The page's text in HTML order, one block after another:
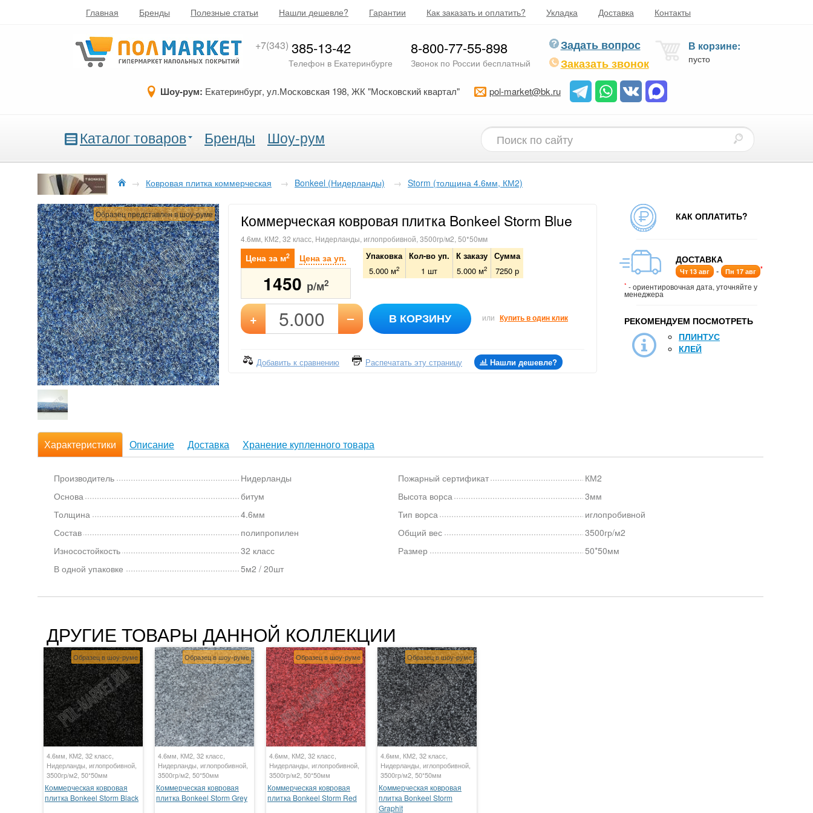
Главная Бренды Полезные статьи Нашли дешевле? Гарантии Как заказать и оплатить? Укладка Доставка Контакты
+7(343) 385-13-42
Телефон в Екатеринбурге
8-800-77-55-898
Звонок по России бесплатный
Задать вопрос
Заказать звонок
В корзине:
пусто
Шоу-рум: Екатеринбург, ул.Московская 198, ЖК "Московский квартал" pol-market@bk.ru
Каталог товаров Бренды Шоу-рум
→ Ковровая плитка коммерческая → Bonkeel (Нидерланды) → Storm (толщина 4.6мм, КМ2)
Образец представлен в шоу-руме Коммерческая ковровая плитка Bonkeel Storm Blue
4.6мм, КМ2, 32 класс, Нидерланды, иглопробивной, 3500гр/м2, 50*50мм
Цена за м2 Цена за уп.
1450 р/м2
Упаковка Кол-во уп. К заказу Сумма
5.000 м2 1 шт 5.000 м2 7250 р
+ – В КОРЗИНУ или Купить в один клик
Добавить к сравнению Распечатать эту страницу Нашли дешевле?
КАК ОПЛАТИТЬ?
ДОСТАВКА
Чт 13 авг - Пн 17 авг *
* - ориентировочная дата, уточняйте у
менеджера
РЕКОМЕНДУЕМ ПОСМОТРЕТЬ
ПЛИНТУС
КЛЕЙ
Характеристики Описание Доставка Хранение купленного товара
Производитель
Нидерланды
Основа
битум
Толщина
4.6мм
Состав
полипропилен
Износостойкость
32 класс
В одной упаковке
5м2 / 20шт
Пожарный сертификат
КМ2
Высота ворса
3мм
Тип ворса
иглопробивной
Общий вес
3500гр/м2
Размер
50*50мм
ДРУГИЕ ТОВАРЫ ДАННОЙ КОЛЛЕКЦИИ
Образец в шоу-руме
4.6мм, КМ2, 32 класс,
Нидерланды, иглопробивной,
3500гр/м2, 50*50мм
Коммерческая ковровая
плитка Bonkeel Storm Black
Образец в шоу-руме
4.6мм, КМ2, 32 класс,
Нидерланды, иглопробивной,
3500гр/м2, 50*50мм
Коммерческая ковровая
плитка Bonkeel Storm Grey
Образец в шоу-руме
4.6мм, КМ2, 32 класс,
Нидерланды, иглопробивной,
3500гр/м2, 50*50мм
Коммерческая ковровая
плитка Bonkeel Storm Red
Образец в шоу-руме
4.6мм, КМ2, 32 класс,
Нидерланды, иглопробивной,
3500гр/м2, 50*50мм
Коммерческая ковровая
плитка Bonkeel Storm
Graphit